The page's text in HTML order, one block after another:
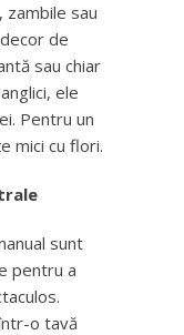
zambile sau
de
sau chiar
ele
Pentru un
mici cu flori.
sunt
pentru a
o tavă